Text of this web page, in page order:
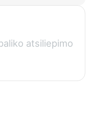
atsiliepimo